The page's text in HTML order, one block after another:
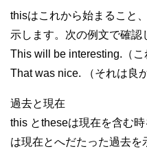
thisはこれから始まること
示します。次の例文で確認
This will be interesting.（こ
That was nice. （それは良
過去と現在
this とtheseは現在を含む
は現在とへだたった過去を